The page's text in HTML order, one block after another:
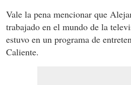
Vale la pena mencionar que
trabajado en el mundo de la
estuvo en un programa de
Caliente.